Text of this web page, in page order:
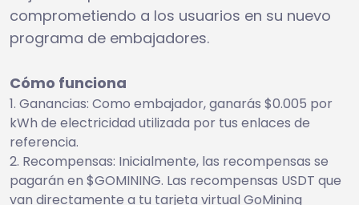
comprometiendo a los usuarios en su nuevo
programa de embajadores.
Cómo funciona
Ganancias: Como embajador, ganarás $0.005 por
kWh de electricidad utilizada por tus enlaces de
referencia.
Recompensas: Inicialmente, las recompensas se
pagarán en $GOMINING. Las recompensas USDT que
van directamente a tu tarjeta virtual GoMining